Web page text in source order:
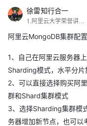
徐雷知行合一
阿里云MongoDB集群配
1、自己在阿里云服务器
Sharding模式，水平分片
2、可以直接选择购买阿
群和Shard集群模式
3、选择Sharding集群模
务器增加新节点，也可以